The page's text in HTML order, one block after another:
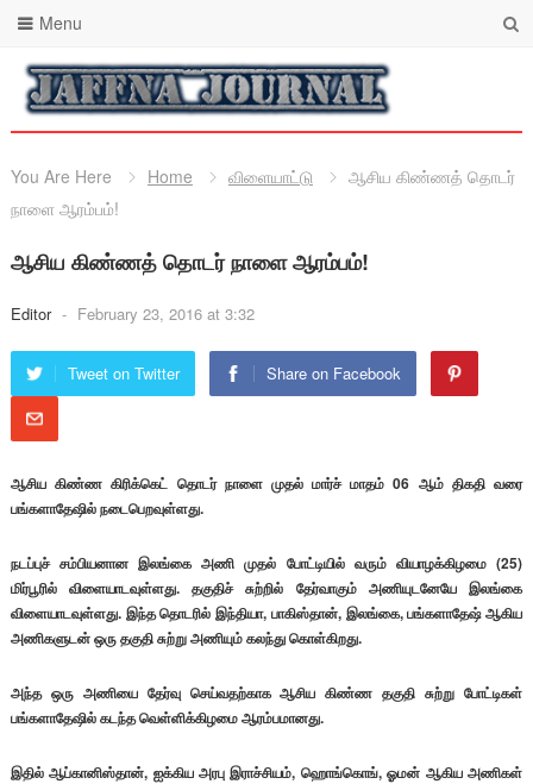
Menu
You Are Here Home விளையாட்டு
ஆசிய கிண்ணத் தொடர்
நாளை ஆரம்பம்!
ஆசிய கிண்ணத் தொடர் நாளை ஆரம்பம்!
Editor - February 23, 2016 at 3:32
Tweet on Twitter Share on Facebook
ஆசிய கிண்ண கிரிக்கெட் தொடர் நாளை முதல் மார்ச் மாதம் 06 ஆம் திகதி வரை
பங்களாதேஷில் நடைபெறவுள்ளது.
நடப்புச் சம்பியனான இலங்கை அணி முதல் போட்டியில் வரும் வியாழக்கிழமை (25)
மிர்பூரில் விளையாடவுள்ளது. தகுதிச் சுற்றில் தேர்வாகும் அணியுடனேயே இலங்கை
விளையாடவுள்ளது. இந்த தொடரில் இந்தியா, பாகிஸ்தான், இலங்கை, பங்களாதேஷ் ஆகிய
அணிகளுடன் ஒரு தகுதி சுற்று அணியும் கலந்து கொள்கிறது.
அந்த ஒரு அணியை தேர்வு செய்வதற்காக ஆசிய கிண்ண தகுதி சுற்று போட்டிகள்
பங்களாதேஷில் கடந்த வெள்ளிக்கிழமை ஆரம்பமானது.
இதில் ஆப்கானிஸ்தான், ஐக்கிய அரபு இராச்சியம், ஹொங்கொங், ஓமன் ஆகிய அணிகள்